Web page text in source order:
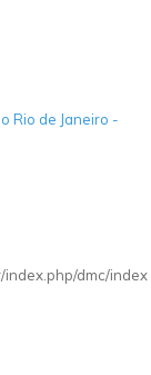
Rio de Janeiro -
dmc/index